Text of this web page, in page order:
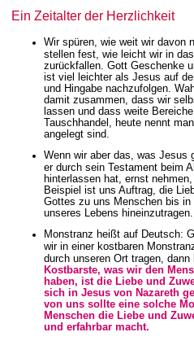
Ein Zeitalter der Herzlichkeit
Wir spüren, wie weit wir davon
stellen fest, wie leicht wir in
zurückfallen. Gott Geschenke
ist viel leichter als Jesus auf
und Hingabe nachzufolgen.
damit zusammen, dass wir
lassen und dass weite
Tauschhandel, heute nennt
angelegt sind.
Wenn wir aber das, was Jesus
er durch sein Testament beim
hinterlassen hat, ernst
Beispiel ist uns Auftrag, die
Gottes zu uns Menschen bis in
unseres Lebens hineinzutragen.
Monstranz heißt auf Deutsch:
wir in einer kostbaren
durch unseren Ort tragen, dann
Kostbarste, was wir den
haben, ist die Liebe und
sich in Jesus von Nazareth
von uns sollte eine solche
Menschen die Liebe und
und erfahrbar macht.